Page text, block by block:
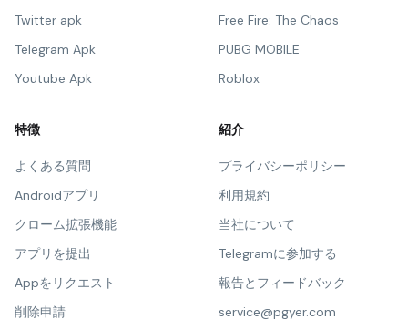
Twitter apk
Telegram Apk
Youtube Apk
Free Fire: The Chaos
PUBG MOBILE
Roblox
特徴
よくある質問
Androidアプリ
クローム拡張機能
アプリを提出
Appをリクエスト
削除申請
紹介
プライバシーポリシー
利用規約
当社について
Telegramに参加する
報告とフィードバック
service@pgyer.com